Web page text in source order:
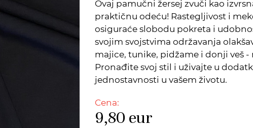
Ovaj pamučni žersej zvuči kao
praktičnu odeću! Rastegljivost i
osiguraće slobodu pokreta i
svojim svojstvima održavanja
majice, tunike, pidžame i donji veš
Pronađite svoj stil i uživajte u
jednostavnosti u vašem životu.
Cena:
9,80 eur